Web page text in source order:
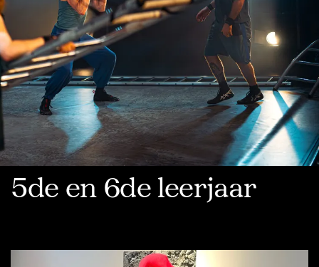
5de en 6de leerjaar